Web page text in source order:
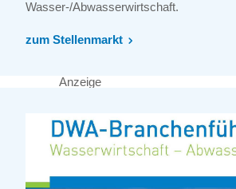
Wasser-/Abwasserwirtschaft.
zum Stellenmarkt
Anzeige